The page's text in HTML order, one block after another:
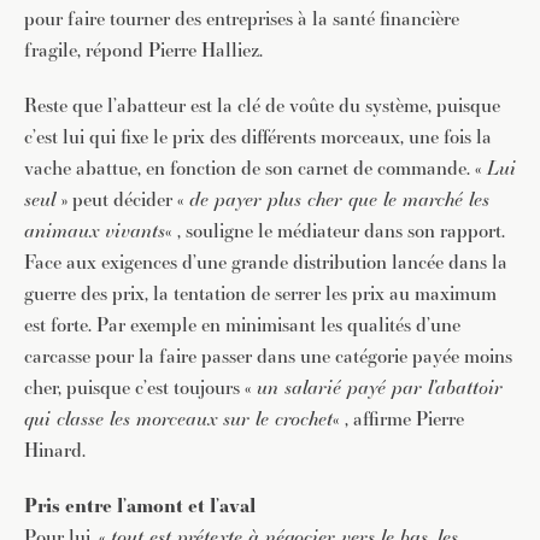
pour faire tourner des entreprises à la santé financière
fragile, répond Pierre Halliez.
Reste que l’abatteur est la clé de voûte du système, puisque
c’est lui qui fixe le prix des différents morceaux, une fois la
vache abattue, en fonction de son carnet de commande. «Lui
seul» peut décider « de payer plus cher que le marché les
animaux vivants« , souligne le médiateur dans son rapport.
Face aux exigences d’une grande distribution lancée dans la
guerre des prix, la tentation de serrer les prix au maximum
est forte. Par exemple en minimisant les qualités d’une
carcasse pour la faire passer dans une catégorie payée moins
cher, puisque c’est toujours « un salarié payé par l’abattoir
qui classe les morceaux sur le crochet« , affirme Pierre
Hinard.
Pris entre l’amont et l’aval